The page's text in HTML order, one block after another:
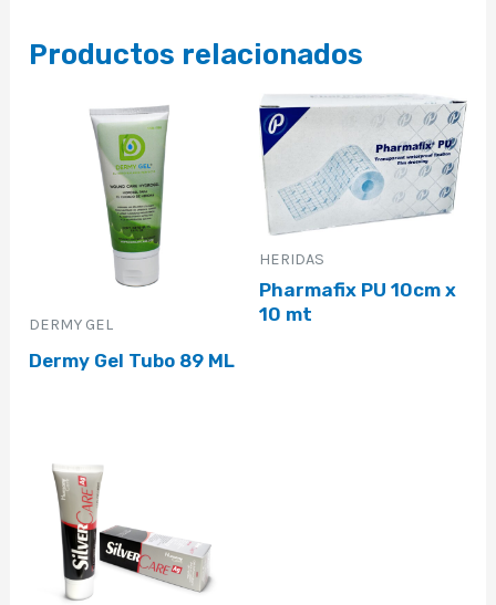
Productos relacionados
DERMY GEL
Dermy Gel Tubo 89 ML
HERIDAS
Pharmafix PU 10cm x
10 mt